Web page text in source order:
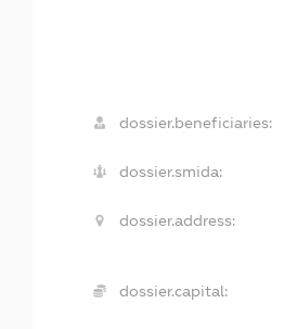
dossier.beneficiaries:
dossier.smida:
dossier.address:
dossier.capital: